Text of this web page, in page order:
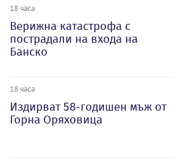
18 часа
Верижна катастрофа с
пострадали на входа на
Банско
18 часа
Издирват 58-годишен мъж от
Горна Оряховица